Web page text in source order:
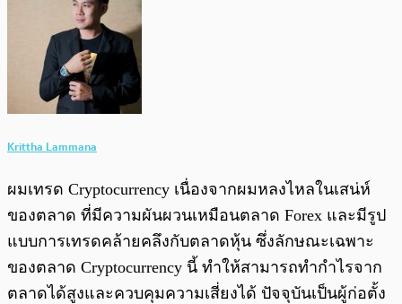
Krittha Lammana
ผมเทรด Cryptocurrency เนื่องจากผมหลงไหลในเสน่ห์
ของตลาด ที่มีความผันผวนเหมือนตลาด Forex และมีรูป
แบบการเทรดคล้ายคลึงกับตลาดหุ้น ซึ่งลักษณะเฉพาะ
ของตลาด Cryptocurrency นี้ ทำให้สามารถทำกำไรจาก
ตลาดได้สูงและควบคุมความเสี่ยงได้ ปัจจุบันเป็นผู้ก่อตั้ง